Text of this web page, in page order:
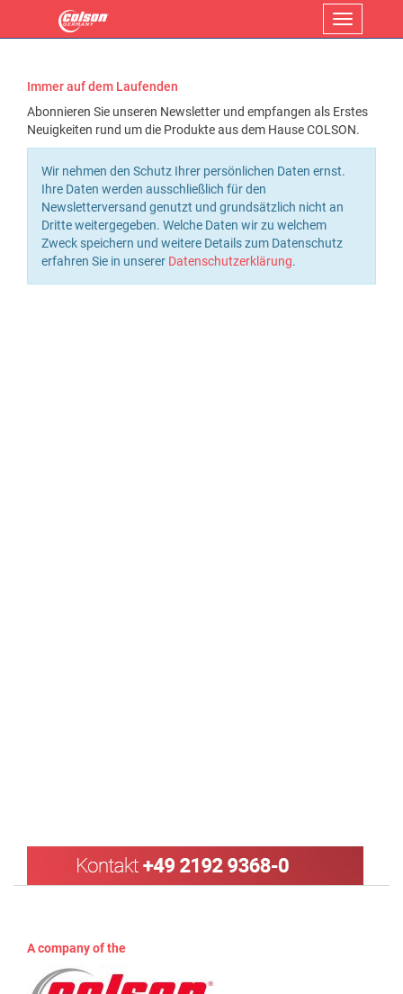
Menü
Immer auf dem Laufenden
Abonnieren Sie unseren Newsletter und empfangen als Erstes
Neuigkeiten rund um die Produkte aus dem Hause COLSON.
Wir nehmen den Schutz Ihrer persönlichen Daten ernst.
Ihre Daten werden ausschließlich für den
Newsletterversand genutzt und grundsätzlich nicht an
Dritte weitergegeben. Welche Daten wir zu welchem
Zweck speichern und weitere Details zum Datenschutz
erfahren Sie in unserer Datenschutzerklärung.
A company of the